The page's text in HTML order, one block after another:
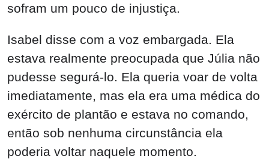
sofram um pouco de injustiça.
Isabel disse com a voz embargada. Ela
estava realmente preocupada que Júlia não
pudesse segurá-lo. Ela queria voar de volta
imediatamente, mas ela era uma médica do
exército de plantão e estava no comando,
então sob nenhuma circunstância ela
poderia voltar naquele momento.